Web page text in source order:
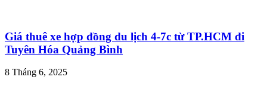
Giá thuê xe hợp đồng du lịch 4-7c từ TP.HCM đi
Tuyên Hóa Quảng Bình
8 Tháng 6, 2025